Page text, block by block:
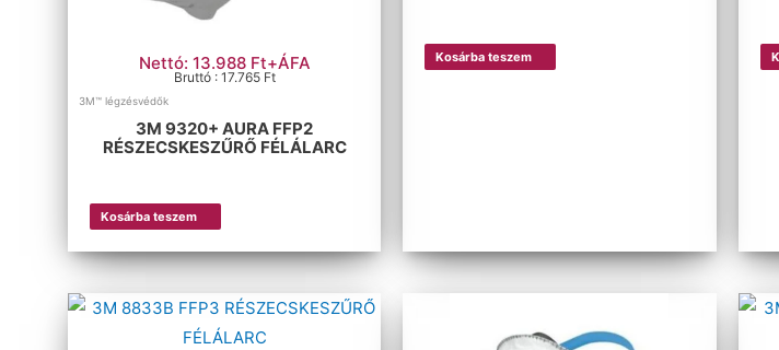
Nettó: 13.988 Ft+ÁFA
Bruttó : 17.765 Ft
3M™ légzésvédők
3M 9320+ AURA FFP2
RÉSZECSKESZŰRŐ FÉLÁLARC
Kosárba teszem
Kosárba teszem